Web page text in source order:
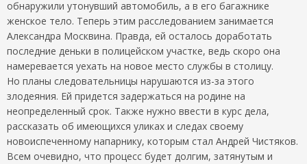
обнаружили утонувший автомобиль, а в его багажнике
женское тело. Теперь этим расследованием занимается
Александра Москвина. Правда, ей осталось доработать
последние деньки в полицейском участке, ведь скоро она
намеревается уехать на новое место службы в столицу.
Но планы следовательницы нарушаются из-за этого
злодеяния. Ей придется задержаться на родине на
неопределенный срок. Также нужно ввести в курс дела,
рассказать об имеющихся уликах и следах своему
новоиспеченному напарнику, которым стал Андрей Чистяков.
Всем очевидно, что процесс будет долгим, затянутым и